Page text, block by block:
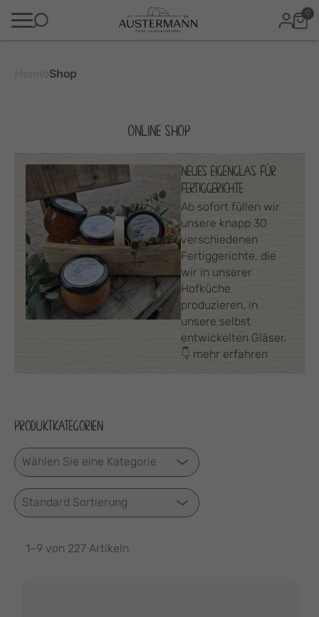
0
Shop
ONLINE SHOP
NEUES EIGENGLAS FÜR
FERTIGGERICHTE
Ab sofort füllen wir
unsere knapp 30
verschiedenen
Fertiggerichte, die
wir in unserer
Hofküche
produzieren, in
unsere selbst
entwickelten Gläser.
👇 mehr erfahren
PRODUKTKATEGORIEN
1–9 von 227 Artikeln